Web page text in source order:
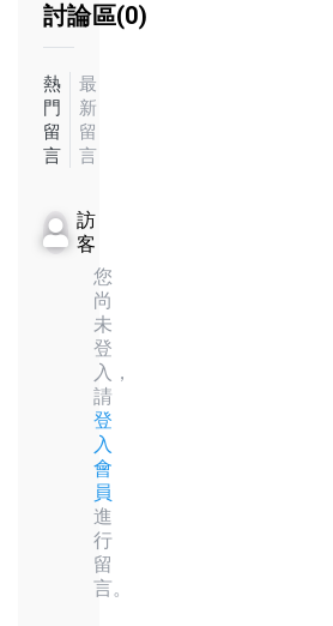
討論區(0)
熱
門
留
言
最
新
留
言
訪
客
您
尚
未
登
入，
請
登
入
會
員
進
行
留
言。